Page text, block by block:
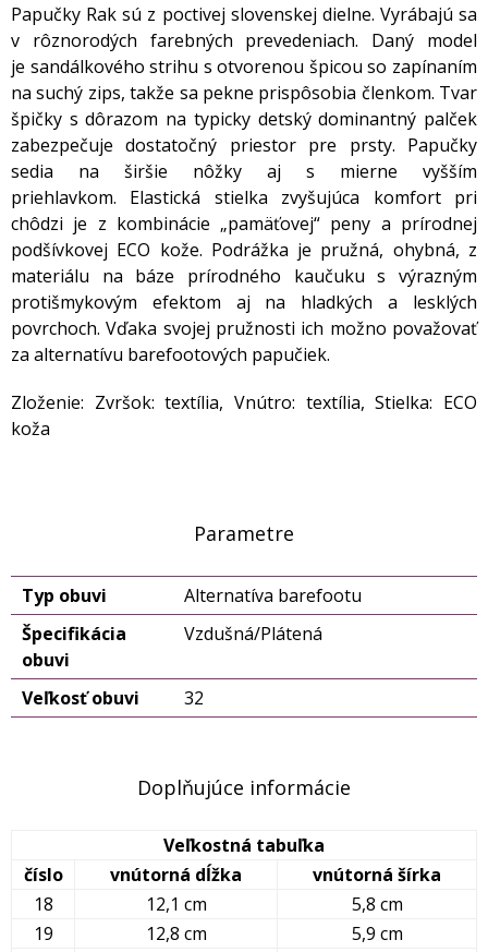
Papučky Rak sú z poctivej slovenskej dielne. Vyrábajú sa
v rôznorodých farebných prevedeniach. Daný model
je sandálkového strihu s otvorenou špicou so zapínaním
na suchý zips, takže sa pekne prispôsobia členkom. Tvar
špičky s dôrazom na typicky detský dominantný palček
zabezpečuje dostatočný priestor pre prsty. Papučky
sedia na širšie nôžky aj s mierne vyšším
priehlavkom. Elastická stielka zvyšujúca komfort pri
chôdzi je z kombinácie „pamäťovej“ peny a prírodnej
podšívkovej ECO kože. Podrážka je pružná, ohybná, z
materiálu na báze prírodného kaučuku s výrazným
protišmykovým efektom aj na hladkých a lesklých
povrchoch. Vďaka svojej pružnosti ich možno považovať
za alternatívu barefootových papučiek.
Zloženie: Zvršok: textília, Vnútro: textília, Stielka: ECO
koža
Parametre
Typ obuvi
Alternatíva barefootu
Špecifikácia
obuvi
Vzdušná/Plátená
Veľkosť obuvi 32
Doplňujúce informácie
Veľkostná tabuľka
číslo
vnútorná dĺžka
vnútorná šírka
18
12,1 cm
5,8 cm
19
12,8 cm
5,9 cm